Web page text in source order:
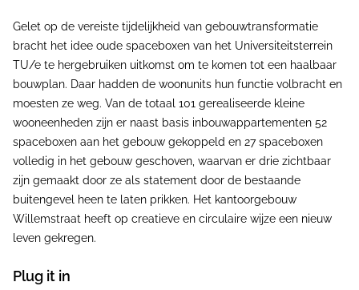
Gelet op de vereiste tijdelijkheid van gebouwtransformatie
bracht het idee oude spaceboxen van het Universiteitsterrein
TU/e te hergebruiken uitkomst om te komen tot een haalbaar
bouwplan. Daar hadden de woonunits hun functie volbracht en
moesten ze weg. Van de totaal 101 gerealiseerde kleine
wooneenheden zijn er naast basis inbouwappartementen 52
spaceboxen aan het gebouw gekoppeld en 27 spaceboxen
volledig in het gebouw geschoven, waarvan er drie zichtbaar
zijn gemaakt door ze als statement door de bestaande
buitengevel heen te laten prikken. Het kantoorgebouw
Willemstraat heeft op creatieve en circulaire wijze een nieuw
leven gekregen.
Plug it in